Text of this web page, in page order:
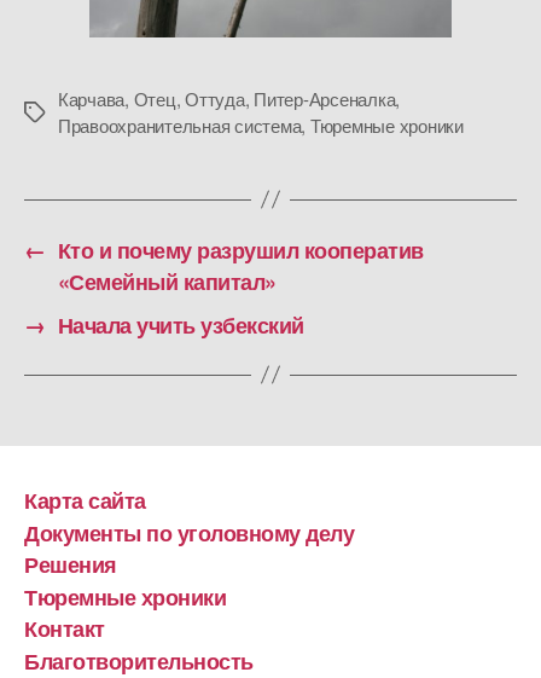
Метки
Карчава, Отец,Оттуда, Питер-Арсеналка,
Правоохранительная система, Тюремные хроники
← Кто и почему разрушил кооператив
«Семейный капитал»
→ Начала учить узбекский
Карта сайта
Документы по уголовному делу
Решения
Тюремные хроники
Контакт
Благотворительность